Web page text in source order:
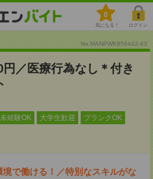
0
気になる！ ログイン
No.MANPWK856442-43
／医療行為なし＊付き
経験OK 大学生歓迎 ブランクOK
境で働ける！／特別なスキルがな